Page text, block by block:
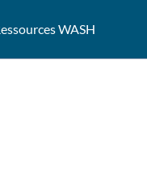
WASH